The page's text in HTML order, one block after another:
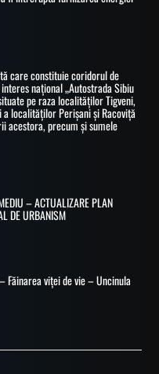
care constituie coridorul de
național „Autostrada Sibiu
pe raza localităților Tigveni,
localităților Perișani și Racoviță
acestora, precum și sumele
– ACTUALIZARE PLAN
DE URBANISM
Făinarea viței de vie – Uncinula